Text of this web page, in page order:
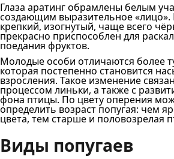
Глаза аратинг обрамлены белым
создающим выразительное «лицо».
крепкий, изогнутый, чаще всего
прекрасно приспособлен для
поедания фруктов.
Молодые особи отличаются более
которая постепенно становится
взросления. Такое изменение
процессом линьки, а также с
фона птицы. По цвету оперения
определить возраст попугая: чем
цвета, тем старше и половозрелая
Виды попугаев